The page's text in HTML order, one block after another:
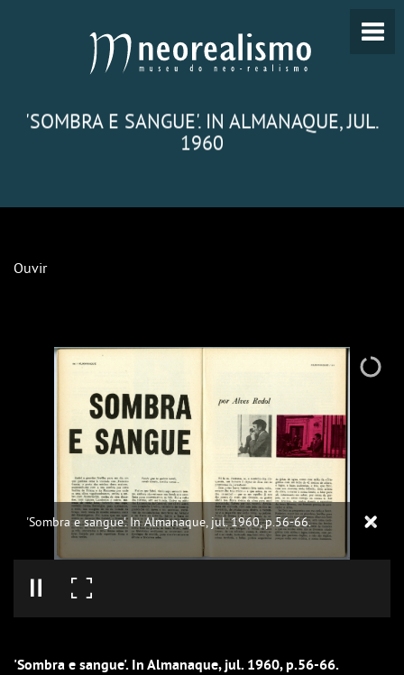
'SOMBRA E SANGUE'. IN ALMANAQUE, JUL.
1960
Ouvir
'Sombra e sangue'. In Almanaque, jul. 1960, p.56-66.
'Sombra e sangue'. In Almanaque, jul. 1960, p.56-66.